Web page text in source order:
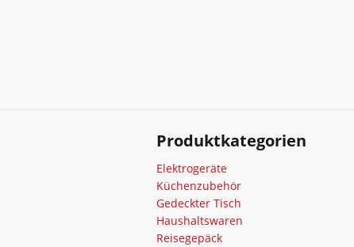
Produktkategorien
Elektrogeräte
Küchenzubehör
Gedeckter Tisch
Haushaltswaren
Reisegepäck